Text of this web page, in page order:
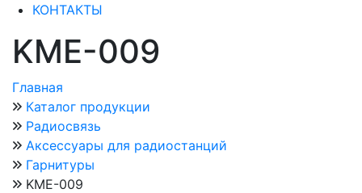
КОНТАКТЫ
KME-009
Главная
Каталог продукции
Радиосвязь
Аксессуары для радиостанций
Гарнитуры
KME-009